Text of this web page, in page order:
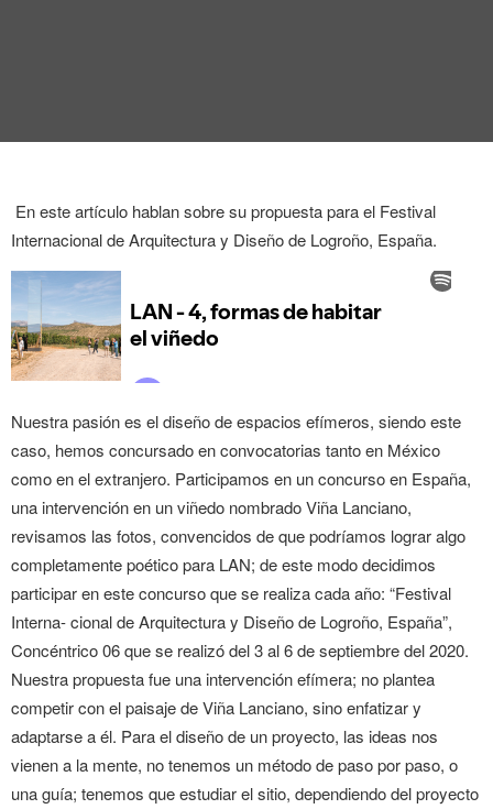
En este artículo hablan sobre su propuesta para el Festival
Internacional de Arquitectura y Diseño de Logroño, España.
Nuestra pasión es el diseño de espacios efímeros, siendo este
caso, hemos concursado en convocatorias tanto en México
como en el extranjero. Participamos en un concurso en España,
una intervención en un viñedo nombrado Viña Lanciano,
revisamos las fotos, convencidos de que podríamos lograr algo
completamente poético para LAN; de este modo decidimos
participar en este concurso que se realiza cada año: “Festival
Interna- cional de Arquitectura y Diseño de Logroño, España”,
Concéntrico 06 que se realizó del 3 al 6 de septiembre del 2020.
Nuestra propuesta fue una intervención efímera; no plantea
competir con el paisaje de Viña Lanciano, sino enfatizar y
adaptarse a él. Para el diseño de un proyecto, las ideas nos
vienen a la mente, no tenemos un método de paso por paso, o
una guía; tenemos que estudiar el sitio, dependiendo del proyecto